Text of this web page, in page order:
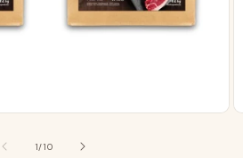
1/depuis
10